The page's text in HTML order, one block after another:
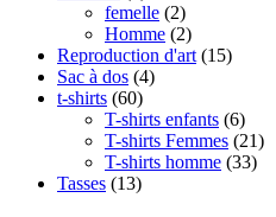
femelle (2)
Homme (2)
Reproduction d'art (15)
Sac à dos (4)
t-shirts (60)
T-shirts enfants (6)
T-shirts Femmes (21)
T-shirts homme (33)
Tasses (13)